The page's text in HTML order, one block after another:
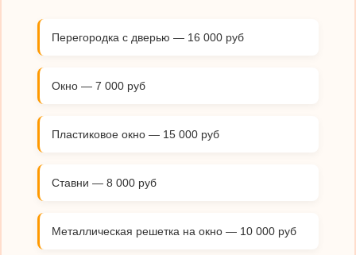
Перегородка с дверью — 16 000 руб
Окно — 7 000 руб
Пластиковое окно — 15 000 руб
Ставни — 8 000 руб
Металлическая решетка на окно — 10 000 руб